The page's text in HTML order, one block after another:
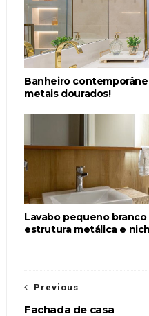
Banheiro
metais dourados!
Lavabo pequeno
estrutura metálica e
Previous
Fachada de casa